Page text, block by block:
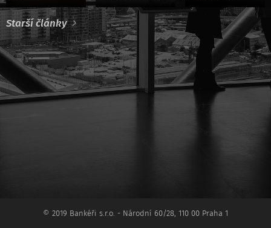
Starší články
© 2019 Bankéři s.r.o. - Národní 60/28, 110 00 Praha 1